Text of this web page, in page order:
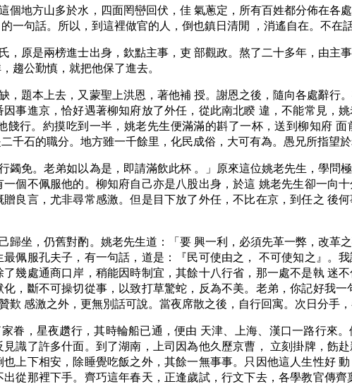
個地方山多於水，四面罔巒回伏，佳 氣蔥定，所有百姓都分佈在各
一句話。所以，到這裡做官的人，倒也鎮日清閒 ，消遙自在。不在話
，原是兩榜進士出身，欽點主事，吏 部觀政。熬了二十多年，由主
趨公勤慎，就把他保了進去。
，題本上去，又蒙聖上洪恩，著他補 授。謝恩之後，隨向各處辭行
事進京，恰好遇著柳知府放了外任，從此南北睽 違，不能常見，
餞行。約摸吃到一半，姚老先生便滿滿的斟了一杯，送到柳知府
千石的職分。地方雖一千餘里，化民成俗，大可有為。愚兄所指望於
蠲免。老弟如以為是，即請滿飲此杯 。」原來這位姚老先生，學問
個不佩服他的。柳知府自己亦是八股出身，於這 姚老先生卻一向
良言，尤非尋常感激。但是目下放了外任，不比在京，到任之 後
歸坐，仍舊對酌。姚老先生道：「要 興一利，必須先革一弊，改革
佩服孔夫子，有一句話，道是：『民可使由之， 不可使知之』。
幾處通商口岸，稍能因時制宜，其餘十八行省，那一處不是執 迷
，斷不可操切從事，以致打草驚蛇，反為不美。老弟，你記好我
感激之外，更無別話可說。當夜席散之後，自行回寓。次日分手，
眷，星夜趲行，其時輪船已通，便由 天津、上海、漢口一路行來
識了許多什面。到了湖南，上司因為他久歷京曹， 立刻掛牌，飭
上下相安，除睡覺吃飯之外，其餘一無事事。只因他這人生性好
從那裡下手。齊巧這年春天，正逢歲試，行文下去，各學教官傳